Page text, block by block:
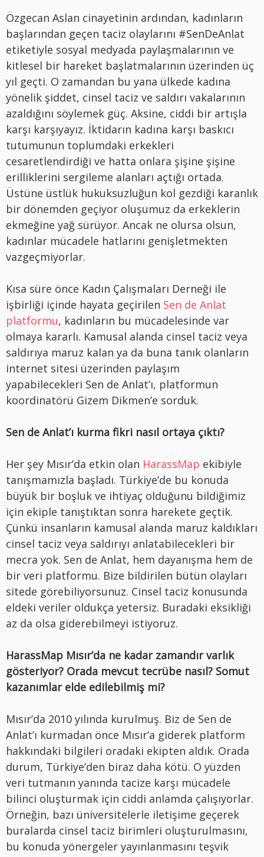
Özgecan Aslan cinayetinin ardından, kadınların
başlarından geçen taciz olaylarını #SenDeAnlat
etiketiyle sosyal medyada paylaşmalarının ve
kitlesel bir hareket başlatmalarının üzerinden üç
yıl geçti. O zamandan bu yana ülkede kadına
yönelik şiddet, cinsel taciz ve saldırı vakalarının
azaldığını söylemek güç. Aksine, ciddi bir artışla
karşı karşıyayız. İktidarın kadına karşı baskıcı
tutumunun toplumdaki erkekleri
cesaretlendirdiği ve hatta onlara şişine şişine
erilliklerini sergileme alanları açtığı ortada.
Üstüne üstlük hukuksuzluğun kol gezdiği karanlık
bir dönemden geçiyor oluşumuz da erkeklerin
ekmeğine yağ sürüyor. Ancak ne olursa olsun,
kadınlar mücadele hatlarını genişletmekten
vazgeçmiyorlar.
Kısa süre önce Kadın Çalışmaları Derneği ile
işbirliği içinde hayata geçirilen Sen de Anlat
platformu, kadınların bu mücadelesinde var
olmaya kararlı. Kamusal alanda cinsel taciz veya
saldırıya maruz kalan ya da buna tanık olanların
internet sitesi üzerinden paylaşım
yapabilecekleri Sen de Anlat’ı, platformun
koordinatörü Gizem Dikmen’e sorduk.
Sen de Anlat’ı kurma fikri nasıl ortaya çıktı?
Her şey Mısır’da etkin olan HarassMap ekibiyle
tanışmamızla başladı. Türkiye’de bu konuda
büyük bir boşluk ve ihtiyaç olduğunu bildiğimiz
için ekiple tanıştıktan sonra harekete geçtik.
Çünkü insanların kamusal alanda maruz kaldıkları
cinsel taciz veya saldırıyı anlatabilecekleri bir
mecra yok. Sen de Anlat, hem dayanışma hem de
bir veri platformu. Bize bildirilen bütün olayları
sitede görebiliyorsunuz. Cinsel taciz konusunda
eldeki veriler oldukça yetersiz. Buradaki eksikliği
az da olsa giderebilmeyi istiyoruz.
HarassMap Mısır’da ne kadar zamandır varlık
gösteriyor? Orada mevcut tecrübe nasıl? Somut
kazanımlar elde edilebilmiş mi?
Mısır’da 2010 yılında kurulmuş. Biz de Sen de
Anlat’ı kurmadan önce Mısır’a giderek platform
hakkındaki bilgileri oradaki ekipten aldık. Orada
durum, Türkiye’den biraz daha kötü. O yüzden
veri tutmanın yanında tacize karşı mücadele
bilinci oluşturmak için ciddi anlamda çalışıyorlar.
Örneğin, bazı üniversitelerle iletişime geçerek
buralarda cinsel taciz birimleri oluşturulmasını,
bu konuda yönergeler yayınlanmasını teşvik